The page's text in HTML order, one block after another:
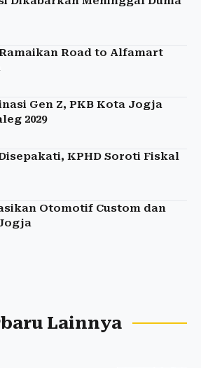
Road to Alfamart
Gen Z, PKB Kota Jogja
2029
KPHD Soroti Fiskal
Otomotif Custom dan
Lainnya